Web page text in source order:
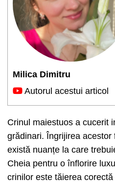
Milica Dimitru
Autorul acestui articol
Crinul maiestuos a cucerit
grădinari. Îngrijirea
există nuanțe la care
Cheia pentru o înflorire
crinilor este tăierea